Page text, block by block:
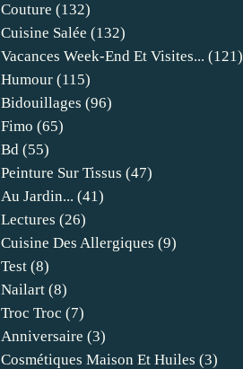
Couture (132)
Cuisine Salée (132)
Vacances Week-End Et Visites... (121)
Humour (115)
Bidouillages (96)
Fimo (65)
Bd (55)
Peinture Sur Tissus (47)
Au Jardin... (41)
Lectures (26)
Cuisine Des Allergiques (9)
Test (8)
Nailart (8)
Troc Troc (7)
Anniversaire (3)
Cosmétiques Maison Et Huiles (3)